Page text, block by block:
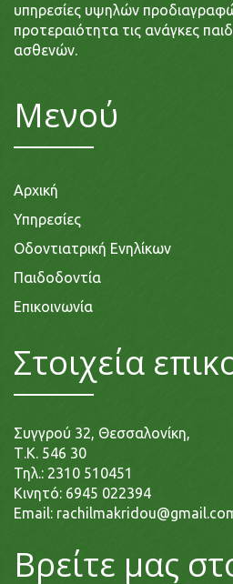
υπηρεσίες υψηλών
προτεραιότητα τις ανάγκες
ασθενών.
Μενού
Αρχική
Υπηρεσίες
Οδοντιατρική Ενηλίκων
Παιδοδοντία
Επικοινωνία
Στοιχεία
Συγγρού 32, Θεσσαλονίκη,
Τ.Κ. 546 30
Τηλ.: 2310 510451
Κινητό: 6945 022394
Email:
Βρείτε μας